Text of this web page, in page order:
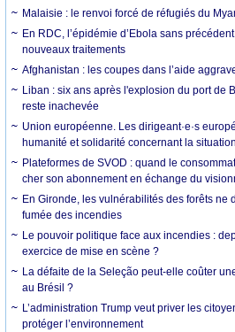
Malaisie : le renvoi forcé de réfugiés du
En RDC, l’épidémie d’Ebola sans
nouveaux traitements
Afghanistan : les coupes dans l’aide
Liban : six ans après l'explosion du port de
reste inachevée
Union européenne. Les dirigeant·e·s
humanité et solidarité concernant la
Plateformes de SVOD : quand le
cher son abonnement en échange du
En Gironde, les vulnérabilités des forêts ne
fumée des incendies
Le pouvoir politique face aux incendies :
exercice de mise en scène ?
La défaite de la Seleção peut-elle coûter
au Brésil ?
L’administration Trump veut priver les
protéger l’environnement